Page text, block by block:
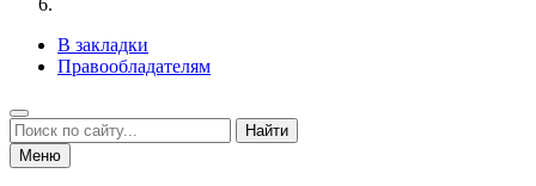
В закладки
Правообладателям
Найти
Меню